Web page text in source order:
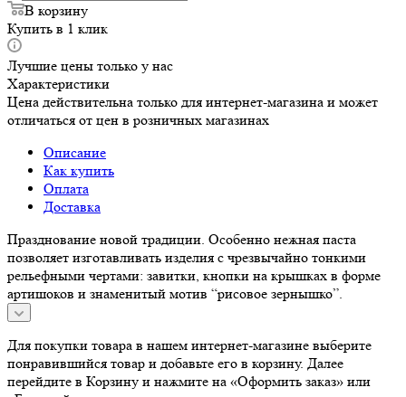
В корзину
Купить в 1 клик
Лучшие цены только у нас
Характеристики
Цена действительна только для интернет-магазина и может
отличаться от цен в розничных магазинах
Описание
Как купить
Оплата
Доставка
Празднование новой традиции. Особенно нежная паста
позволяет изготавливать изделия с чрезвычайно тонкими
рельефными чертами: завитки, кнопки на крышках в форме
артишоков и знаменитый мотив “рисовое зернышко”.
Для покупки товара в нашем интернет-магазине выберите
понравившийся товар и добавьте его в корзину. Далее
перейдите в Корзину и нажмите на «Оформить заказ» или